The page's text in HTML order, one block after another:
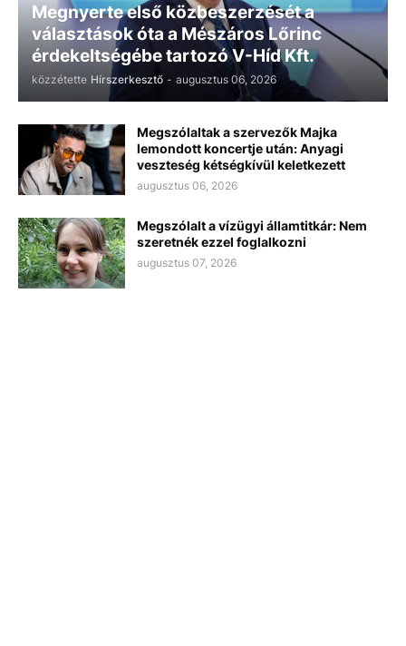
Megnyerte első közbeszerzését a
választások óta a Mészáros Lőrinc
érdekeltségébe tartozó V-Híd Kft.
közzétette Hírszerkesztő - augusztus 06, 2026
Megszólaltak a szervezők Majka
lemondott koncertje után: Anyagi
veszteség kétségkívül keletkezett
augusztus 06, 2026
Megszólalt a vízügyi államtitkár: Nem
szeretnék ezzel foglalkozni
augusztus 07, 2026